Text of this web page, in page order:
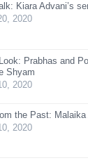
Kiara Advani’s
2020
Prabhas and
Shyam
2020
the Past: Malaika
2020